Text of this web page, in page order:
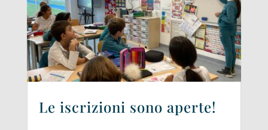
Le iscrizioni sono aperte!